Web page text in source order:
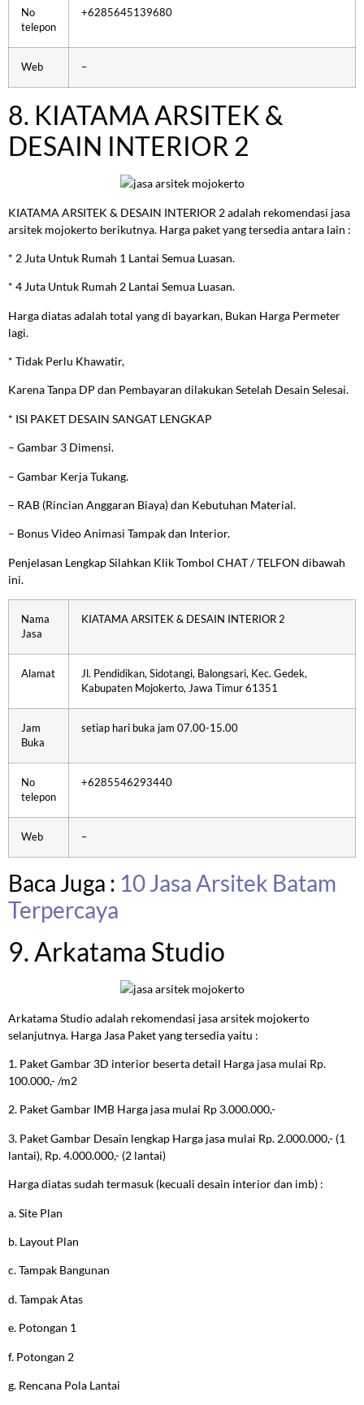
No
telepon
+6285645139680
Web –
8. KIATAMA ARSITEK &
DESAIN INTERIOR 2
KIATAMA ARSITEK & DESAIN INTERIOR 2 adalah rekomendasi jasa
arsitek mojokerto berikutnya. Harga paket yang tersedia antara lain :
* 2 Juta Untuk Rumah 1 Lantai Semua Luasan.
* 4 Juta Untuk Rumah 2 Lantai Semua Luasan.
Harga diatas adalah total yang di bayarkan, Bukan Harga Permeter
lagi.
* Tidak Perlu Khawatir,
Karena Tanpa DP dan Pembayaran dilakukan Setelah Desain Selesai.
* ISI PAKET DESAIN SANGAT LENGKAP
– Gambar 3 Dimensi.
– Gambar Kerja Tukang.
– RAB (Rincian Anggaran Biaya) dan Kebutuhan Material.
– Bonus Video Animasi Tampak dan Interior.
Penjelasan Lengkap Silahkan Klik Tombol CHAT / TELFON dibawah
ini.
Nama
Jasa
KIATAMA ARSITEK & DESAIN INTERIOR 2
Alamat
Jl. Pendidikan, Sidotangi, Balongsari, Kec. Gedek,
Kabupaten Mojokerto, Jawa Timur 61351
Jam
Buka
setiap hari buka jam 07.00-15.00
No
telepon
+6285546293440
Web –
Baca Juga : 10 Jasa Arsitek Batam
Terpercaya
9. Arkatama Studio
Arkatama Studio adalah rekomendasi jasa arsitek mojokerto
selanjutnya. Harga Jasa Paket yang tersedia yaitu :
1. Paket Gambar 3D interior beserta detail Harga jasa mulai Rp.
100.000,- /m2
2. Paket Gambar IMB Harga jasa mulai Rp 3.000.000,-
3. Paket Gambar Desain lengkap Harga jasa mulai Rp. 2.000.000,- (1
lantai), Rp. 4.000.000,- (2 lantai)
Harga diatas sudah termasuk (kecuali desain interior dan imb) :
a. Site Plan
b. Layout Plan
c. Tampak Bangunan
d. Tampak Atas
e. Potongan 1
f. Potongan 2
g. Rencana Pola Lantai